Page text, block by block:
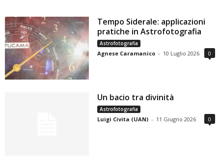
Tempo Siderale: applicazioni
pratiche in Astrofotografia
Astrofotografia
Agnese Caramanico - 10 Luglio 2026 0
Un bacio tra divinità
Astrofotografia
Luigi Civita (UAN) - 11 Giugno 2026 0